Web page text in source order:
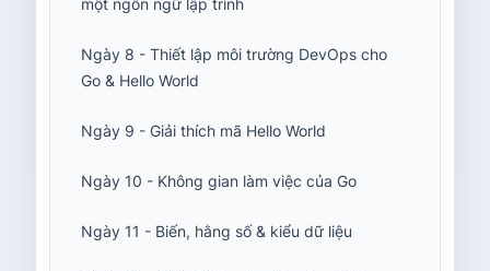
một ngôn ngữ lập trình
Ngày 8 - Thiết lập môi trường DevOps cho
Go & Hello World
Ngày 9 - Giải thích mã Hello World
Ngày 10 - Không gian làm việc của Go
Ngày 11 - Biến, hằng số & kiểu dữ liệu